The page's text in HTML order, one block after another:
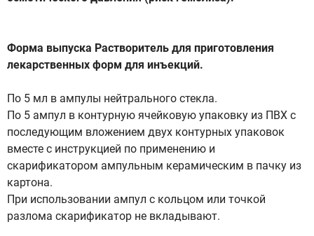
Форма выпуска Растворитель для приготовления
лекарственных форм для инъекций.
По 5 мл в ампулы нейтрального стекла.
По 5 ампул в контурную ячейковую упаковку из ПВХ с
последующим вложением двух контурных упаковок
вместе с инструкцией по применению и
скарификатором ампульным керамическим в пачку из
картона.
При использовании ампул с кольцом или точкой
разлома скарификатор не вкладывают.